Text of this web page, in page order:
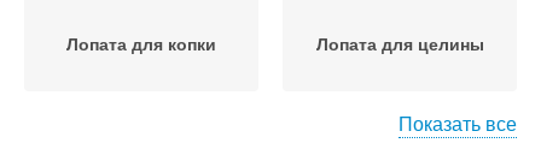
Лопата для копки Лопата для целины
Показать все